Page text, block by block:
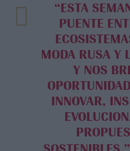
“ESTA SEMANA ES UN
PUENTE
MODA RUSA Y
Y NOS
INNOVAR,